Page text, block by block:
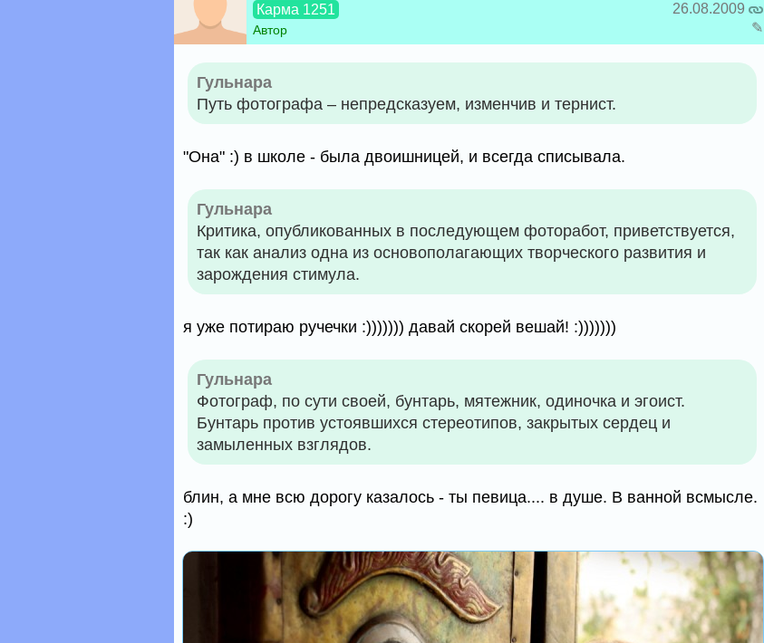
Карма 1251
Автор
26.08.2009
✎
Гульнара
Путь фотографа – непредсказуем, изменчив и тернист.
"Она" :) в школе - была двоишницей, и всегда списывала.
Гульнара
Критика, опубликованных в последующем фоторабот, приветствуется,
так как анализ одна из основополагающих творческого развития и
зарождения стимула.
я уже потираю ручечки :))))))) давай скорей вешай! :)))))))
Гульнара
Фотограф, по сути своей, бунтарь, мятежник, одиночка и эгоист.
Бунтарь против устоявшихся стереотипов, закрытых сердец и
замыленных взглядов.
блин, а мне всю дорогу казалось - ты певица.... в душе. В ванной всмысле.
:)